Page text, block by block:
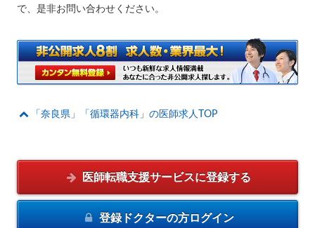
で、是非お問い合わせください。
「奈良県」「循環器内科」の医師求人TOP
医師転職支援サービスに登録する
登録ドクターの方ログイン